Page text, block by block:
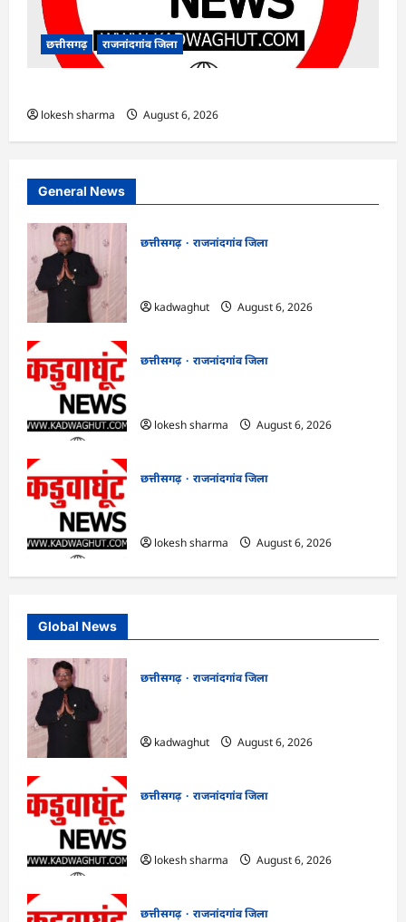
छत्तीसगढ़ राजनांदगांव जिला
lokesh sharma August 6, 2026
General News
छत्तीसगढ़
राजनांदगांव जिला
kadwaghut
August 6, 2026
छत्तीसगढ़
राजनांदगांव जिला
lokesh sharma
August 6, 2026
छत्तीसगढ़
राजनांदगांव जिला
lokesh sharma
August 6, 2026
Global News
छत्तीसगढ़
राजनांदगांव जिला
kadwaghut
August 6, 2026
छत्तीसगढ़
राजनांदगांव जिला
lokesh sharma
August 6, 2026
छत्तीसगढ़
राजनांदगांव जिला